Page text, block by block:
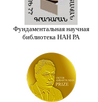
Фундаментальная научная
библиотека НАН РА